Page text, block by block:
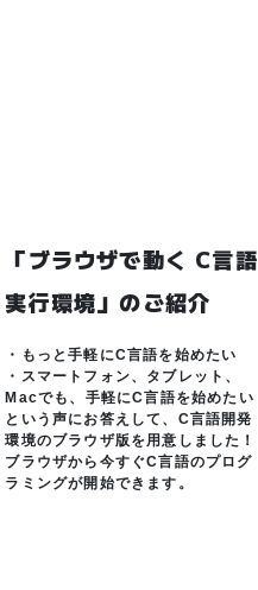
「ブラウザで動く C言語
実行環境」のご紹介
・もっと手軽にC言語を始めたい
・スマートフォン、タブレット、
Macでも、手軽にC言語を始めたい
という声にお答えして、C言語開発
環境のブラウザ版を用意しました！
ブラウザから今すぐC言語のプログ
ラミングが開始できます。